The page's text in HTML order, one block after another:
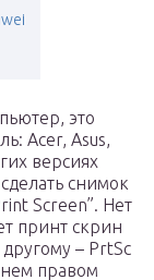
это
Acer, Asus,
версиях
снимок
Screen”. Нет
принт скрин
– PrtSc
правом